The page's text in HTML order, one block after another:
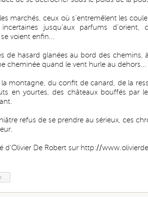
marchés, ceux où s'entremêlent les
jusqu'aux parfums d'orient,
voient enfin...
de hasard glanées au bord des chemins,
cheminée quand le vent hurle au dehors...
montagne, du confit de canard, de la
en yourtes, des châteaux bouffés par
refus de se prendre au sérieux, ces
d'Olivier De Robert sur http://
...